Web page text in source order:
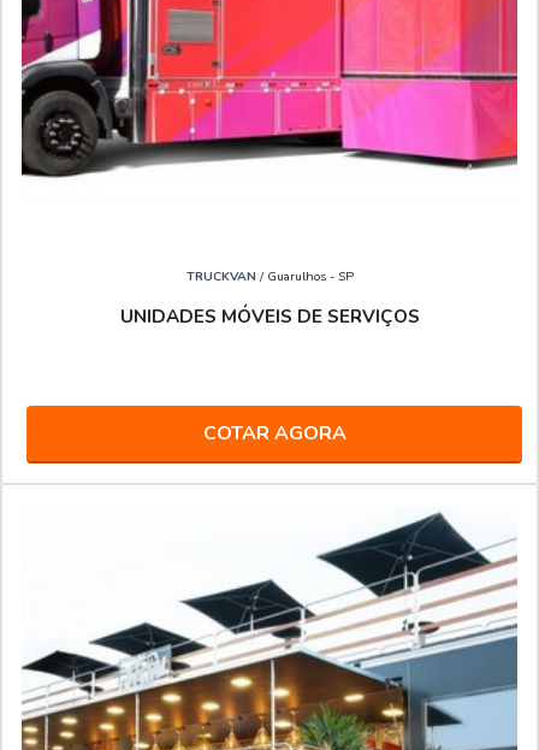
TRUCKVAN / Guarulhos - SP
UNIDADES MÓVEIS DE SERVIÇOS
COTAR AGORA